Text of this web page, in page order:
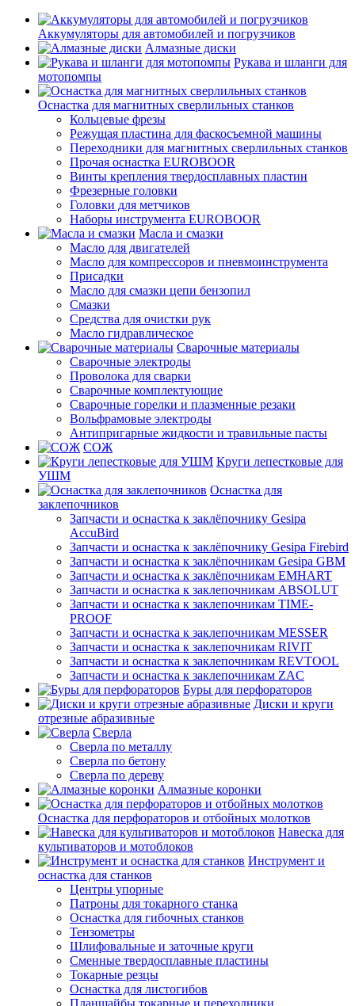
Аккумуляторы для автомобилей и погрузчиков
Алмазные диски
Рукава и шланги для
мотопомпы
Оснастка для магнитных сверлильных станков
Кольцевые фрезы
Режущая пластина для фаскосъемной машины
Переходники для магнитных сверлильных станков
Прочая оснастка EUROBOOR
Винты крепления твердосплавных пластин
Фрезерные головки
Головки для метчиков
Наборы инструмента EUROBOOR
Масла и смазки
Масло для двигателей
Масло для компрессоров и пневмоинструмента
Присадки
Масло для смазки цепи бензопил
Смазки
Средства для очистки рук
Масло гидравлическое
Сварочные материалы
Сварочные электроды
Проволока для сварки
Сварочные комплектующие
Сварочные горелки и плазменные резаки
Вольфрамовые электроды
Антипригарные жидкости и травильные пасты
СОЖ
Круги лепестковые для
УШМ
Оснастка для
заклепочников
Запчасти и оснастка к заклёпочнику Gesipa
AccuBird
Запчасти и оснастка к заклёпочнику Gesipa Firebird
Запчасти и оснастка к заклёпочникам Gesipa GBM
Запчасти и оснастка к заклёпочникам EMHART
Запчасти и оснастка к заклепочникам ABSOLUT
Запчасти и оснастка к заклепочникам TIME-
PROOF
Запчасти и оснастка к заклепочникам MESSER
Запчасти и оснастка к заклепочникам RIVIT
Запчасти и оснастка к заклепочникам REVTOOL
Запчасти и оснастка к заклепочникам ZAC
Буры для перфораторов
Диски и круги
отрезные абразивные
Сверла
Сверла по металлу
Сверла по бетону
Сверла по дереву
Алмазные коронки
Оснастка для перфораторов и отбойных молотков
Навеска для
культиваторов и мотоблоков
Инструмент и
оснастка для станков
Центры упорные
Патроны для токарного станка
Оснастка для гибочных станков
Тензометры
Шлифовальные и заточные круги
Сменные твердосплавные пластины
Токарные резцы
Оснастка для листогибов
Планшайбы токарные и переходники